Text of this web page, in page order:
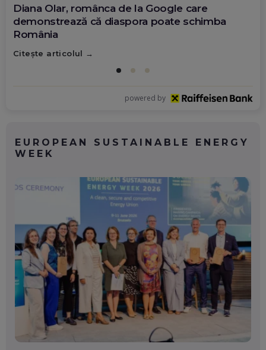
Diana Olar, românca de la Google care
demonstrează că diaspora poate schimba
România
Citește articolul
powered by
EUROPEAN SUSTAINABLE ENERGY
WEEK